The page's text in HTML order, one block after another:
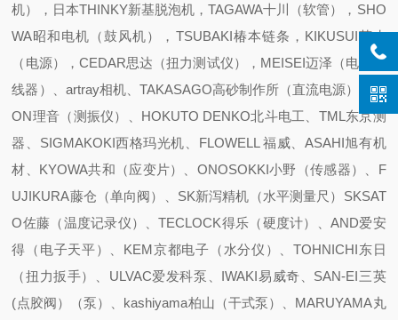
机），日本THINKY新基脱泡机，TAGAWA十川（软管），SHO
WA昭和电机（鼓风机），TSUBAKI椿本链条，KIKUSUI菊水
（电源），CEDAR思达（扭力测试仪），MEISEI迈泽（电热剥
线器）、artray相机、TAKASAGO高砂制作所（直流电源）、RI
ON理音（测振仪）、HOKUTO DENKO北斗电工、TML东京测
器、SIGMAKOKI西格玛光机、FLOWELL 福威、ASAHI旭有机
材、KYOWA共和（应变片）、ONOSOKKI小野（传感器）、F
UJIKURA藤仓（单向阀）、SK新泻精机（水平测量尺）SKSAT
O佐藤（温度记录仪）、TECLOCK得乐（硬度计）、AND爱安
得（电子天平）、KEM京都电子（水分仪）、TOHNICHI东日
（扭力扳手）、ULVAC爱发科泵、IWAKI易威奇、SAN-EI三英
(点胶阀）（泵）、kashiyama柏山（干式泵）、MARUYAMA丸